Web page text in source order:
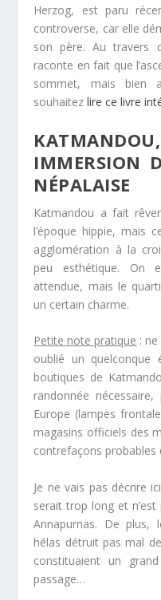
Herzog, est paru
controverse, car elle
son père. Au travers
raconte en fait que
sommet, mais bien
souhaitezlire ce livre
IMMERSION
NÉPALAISE
Katmandou a fait
l’époque hippie, mais
agglomération à la
peu esthétique. On
attendue, mais le
un certain charme.
Petite note pratique :
oublié un quelconque
boutiques de
randonnée
Europe (lampes
magasins officiels des
contrefaçons probables
Je ne vais pas décrire
serait trop long et
Annapurnas. De plus,
hélas détruit pas mal
constituaient un
passage…